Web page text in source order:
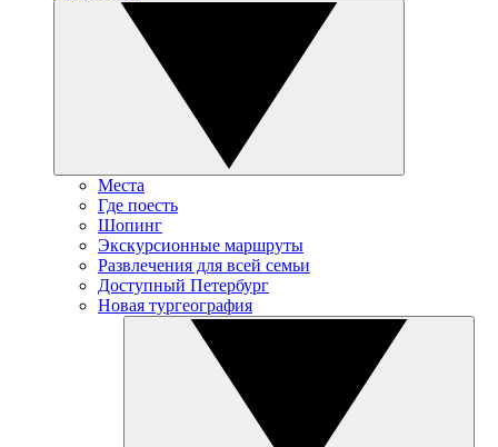
Места
Где поесть
Шопинг
Экскурсионные маршруты
Развлечения для всей семьи
Доступный Петербург
Новая тургеография